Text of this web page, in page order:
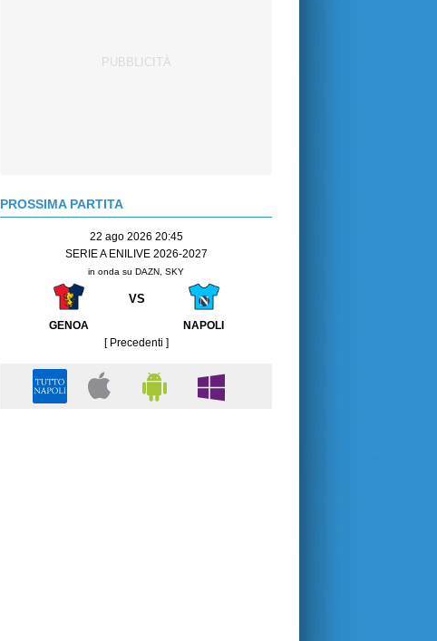
PROSSIMA PARTITA
22 ago 2026 20:45
SERIE A ENILIVE 2026-2027
in onda su DAZN, SKY
VS
GENOA
NAPOLI
[ Precedenti ]